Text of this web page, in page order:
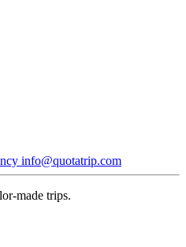
info@quotatrip.com
made trips.